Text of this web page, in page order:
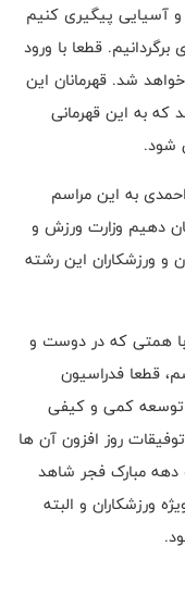
و آسیایی پیگیری کنیم
قطعا با ورود
شد. قهرمانان این
به این قهرمانی
شود.
به این مراسم
دهیم وزارت ورزش و
و ورزشکاران این رشته
با همتی که در دوست و
قطعا فدراسیون
توسعه کمی و کیفی
روز افزون آن ها
دهه مبارک فجر شاهد
ورزشکاران و البته